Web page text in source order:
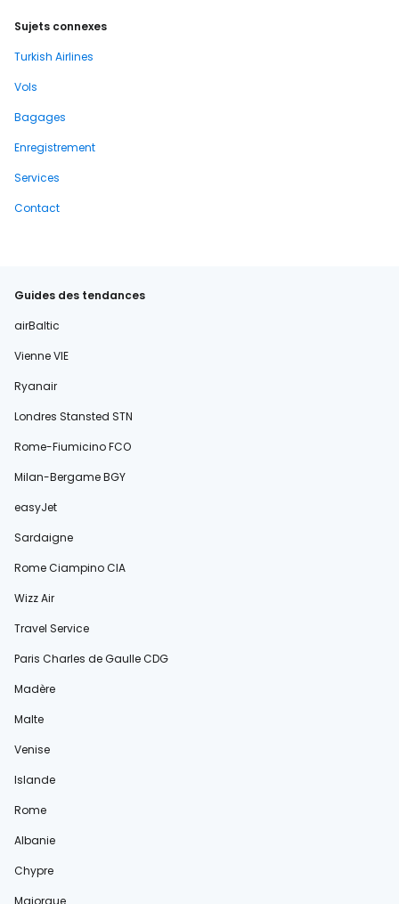
Sujets connexes
Turkish Airlines
Vols
Bagages
Enregistrement
Services
Contact
Guides des tendances
airBaltic
Vienne VIE
Ryanair
Londres Stansted STN
Rome-Fiumicino FCO
Milan-Bergame BGY
easyJet
Sardaigne
Rome Ciampino CIA
Wizz Air
Travel Service
Paris Charles de Gaulle CDG
Madère
Malte
Venise
Islande
Rome
Albanie
Chypre
Majorque